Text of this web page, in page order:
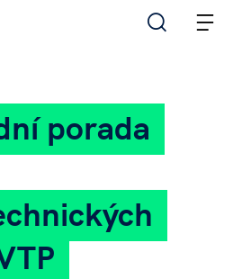
porada